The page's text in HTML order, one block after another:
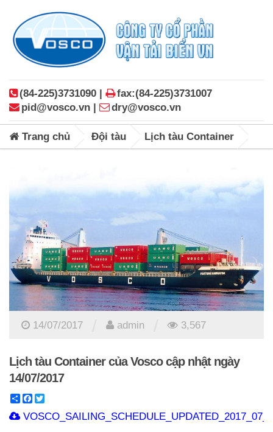
(84-225)3731090 |
fax:(84-225)3731007
pid@vosco.vn |
dry@vosco.vn
Trang chủ Đội tàu Lịch tàu Container
14/07/2017 admin 3,567
Lịch tàu Container của Vosco cập nhật ngày
14/07/2017
ShareFacebook